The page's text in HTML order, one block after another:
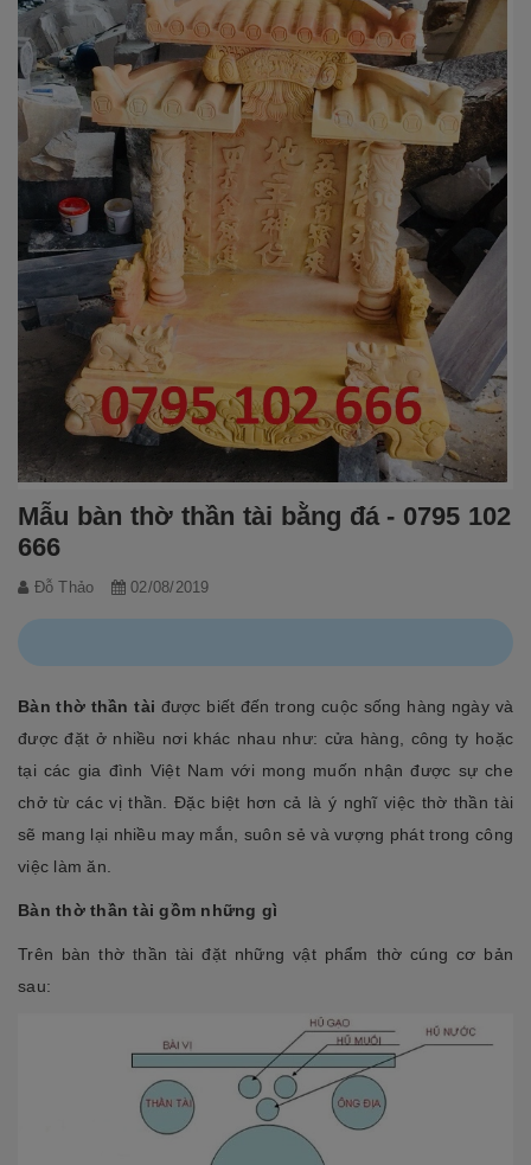
Mẫu bàn thờ thần tài bằng đá - 0795 102
666
Đỗ Thảo 02/08/2019
Bàn thờ thần tài được biết đến trong cuộc sống hàng ngày và
được đặt ở nhiều nơi khác nhau như: cửa hàng, công ty hoặc
tại các gia đình Việt Nam với mong muốn nhận được sự che
chở từ các vị thần. Đặc biệt hơn cả là ý nghĩ việc thờ thần tài
sẽ mang lại nhiều may mắn, suôn sẻ và vượng phát trong công
việc làm ăn.
Bàn thờ thần tài gồm những gì
Trên bàn thờ thần tài đặt những vật phẩm thờ cúng cơ bản
sau: